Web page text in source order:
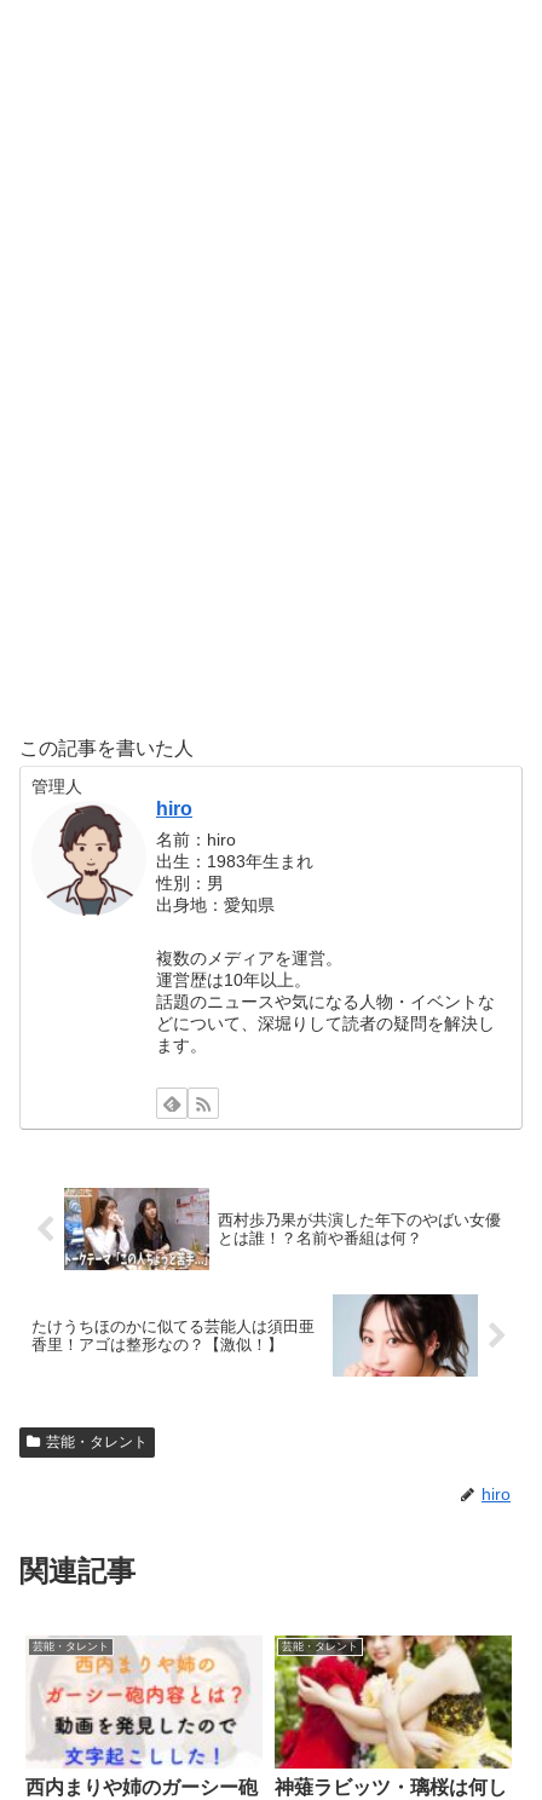
この記事を書いた人
管理人
hiro
名前：hiro
出生：1983年生まれ
性別：男
出身地：愛知県
複数のメディアを運営。
運営歴は10年以上。
話題のニュースや気になる人物・イベントな
どについて、深堀りして読者の疑問を解決し
ます。
西村歩乃果が共演した年下のやばい女優
とは誰！？名前や番組は何？
たけうちほのかに似てる芸能人は須田亜
香里！アゴは整形なの？【激似！】
芸能・タレント
hiro
関連記事
芸能・タレント
西内まりや姉のガーシー砲
芸能・タレント
神薙ラビッツ・璃桜は何し